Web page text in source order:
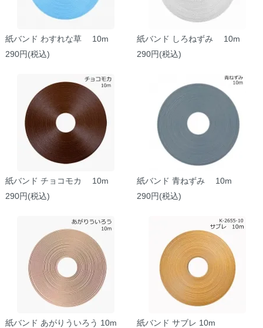
紙バンド わすれな草 10m
290円(税込)
紙バンド しろねずみ 10m
290円(税込)
紙バンド チョコモカ 10m
290円(税込)
紙バンド 青ねずみ 10m
290円(税込)
紙バンド あがりういろう 10m
紙バンド サブレ 10m